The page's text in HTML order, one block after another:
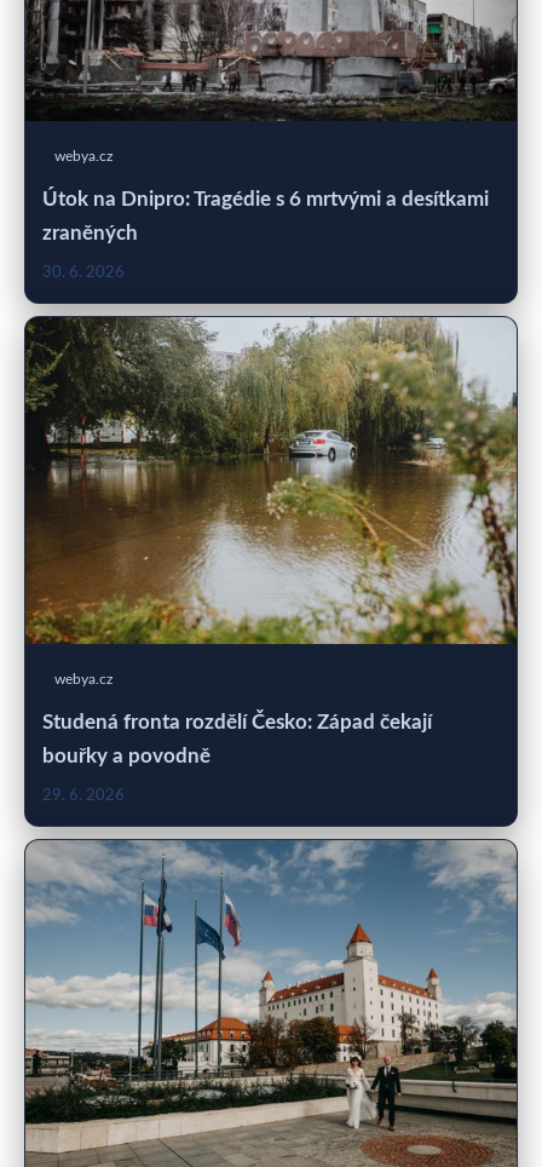
webya.cz
Útok na Dnipro: Tragédie s 6 mrtvými a desítkami
zraněných
30. 6. 2026
webya.cz
Studená fronta rozdělí Česko: Západ čekají
bouřky a povodně
29. 6. 2026